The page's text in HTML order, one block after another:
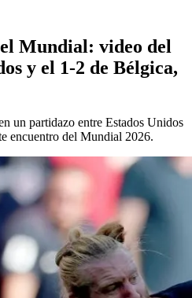
Mundial: video del
y el 1-2 de Bélgica,
un partidazo entre Estados Unidos
encuentro del Mundial 2026.